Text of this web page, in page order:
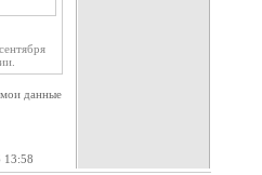
данные
13:58